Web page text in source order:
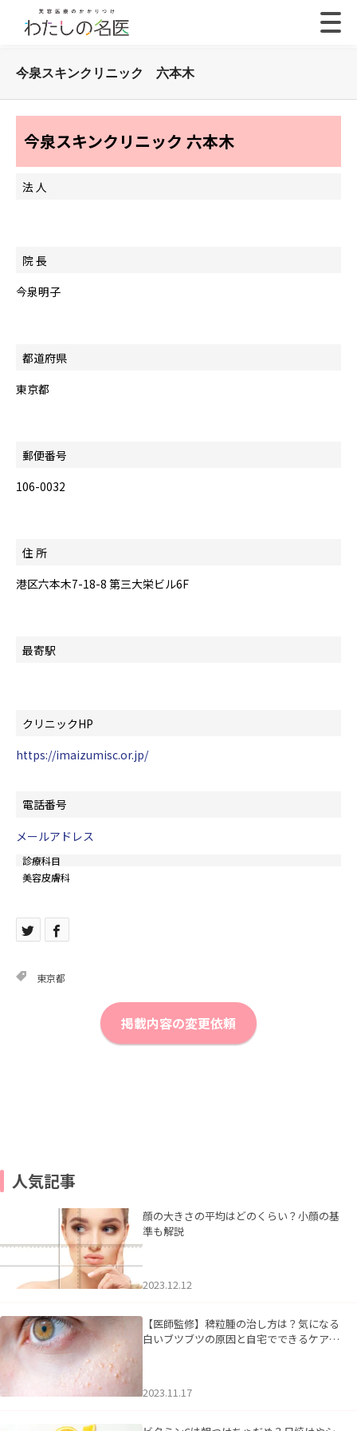
今泉スキンクリニック 六本木
今泉スキンクリニック 六本木
法 人
院 長
今泉明子
都道府県
東京都
郵便番号
106-0032
住 所
港区六本木7-18-8 第三大栄ビル6F
最寄駅
クリニックHP
https://imaizumisc.or.jp/
電話番号
メールアドレス
診療科目
美容皮膚科
東京都
掲載内容の変更依頼
人気記事
顔の大きさの平均はどのくらい？小顔の基
準も解説
2023.12.12
【医師監修】稗粒腫の治し方は？気になる
白いブツブツの原因と自宅でできるケアに
2023.11.17